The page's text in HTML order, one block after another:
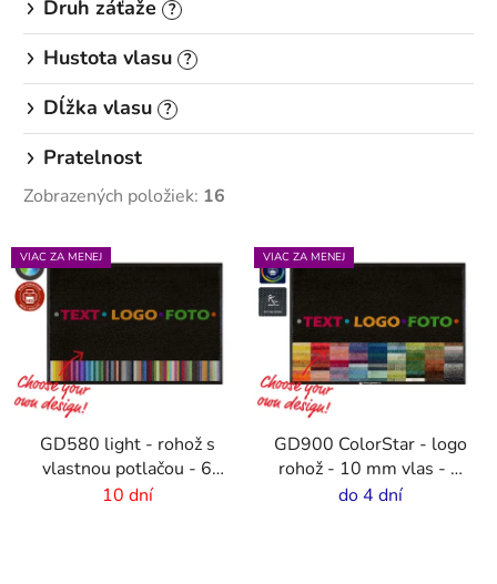
Druh záťaže ?
Hustota vlasu ?
Dĺžka vlasu ?
Pratelnost
Zobrazených položiek: 16
V
ý
p
p
VIAC ZA MENEJ
GD580 light - rohož s
vlastnou potlačou - 6
mm vlas
10 dní
VIAC ZA MENEJ
GD900 ColorStar - logo
rohož - 10 mm vlas - 2
cm gumový okraj
do 4 dní